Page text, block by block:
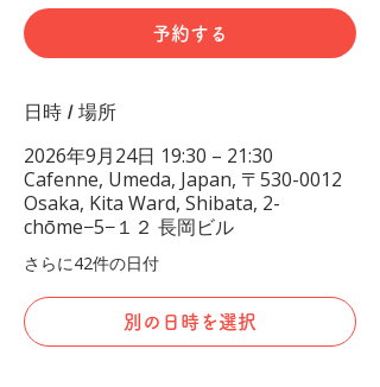
予約する
日時 / 場所
2026年9月24日 19:30 – 21:30
Cafenne, Umeda, Japan, 〒530-0012
Osaka, Kita Ward, Shibata, 2-
chōme−5−１２ 長岡ビル
さらに42件の日付
別の日時を選択